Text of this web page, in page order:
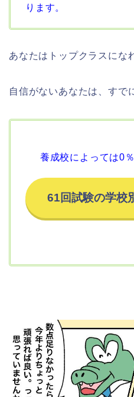
ります。
あなたはトップクラスにな
自信がないあなたは、すで
養成校によっては0
61回試験の学校